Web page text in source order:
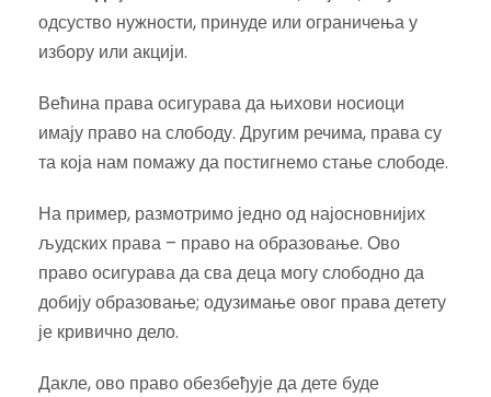
одсуство нужности, принуде или ограничења у
избору или акцији.
Већина права осигурава да њихови носиоци
имају право на слободу. Другим речима, права су
та која нам помажу да постигнемо стање слободе.
На пример, размотримо једно од најосновнијих
људских права – право на образовање. Ово
право осигурава да сва деца могу слободно да
добију образовање; одузимање овог права детету
је кривично дело.
Дакле, ово право обезбеђује да дете буде